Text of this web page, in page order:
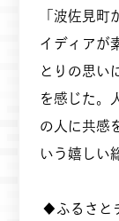
「波佐見
イディアが
とりの思い
を感じた。
の人に共感
いう嬉しい
◆ふるさと